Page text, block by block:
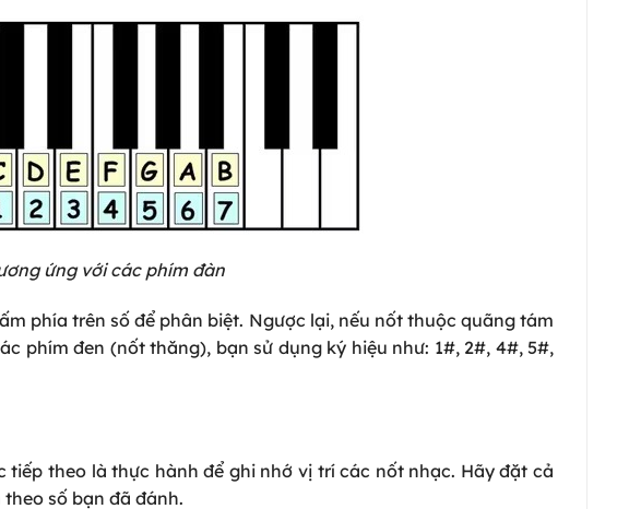
ứng với các phím đàn
phía trên số để phân biệt. Ngược lại, nếu nốt thuộc quãng tám
phím đen (nốt thăng), bạn sử dụng ký hiệu như: 1#, 2#, 4#, 5#,
theo là thực hành để ghi nhớ vị trí các nốt nhạc. Hãy đặt cả
số bạn đã đánh.